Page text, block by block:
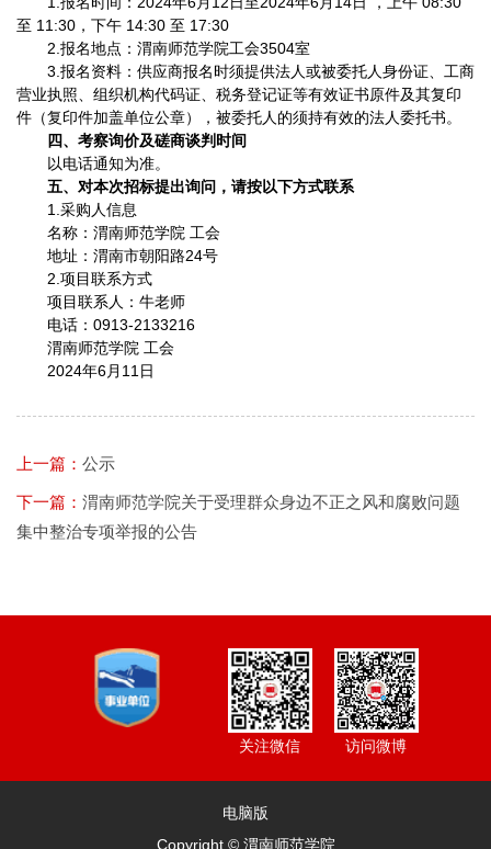
至 11:30，下午 14:30 至 17:30
2.报名地点：渭南师范学院工会3504室
3.报名资料：供应商报名时须提供法人或被委托人身份证、工商
营业执照、组织机构代码证、税务登记证等有效证书原件及其复印
件（复印件加盖单位公章），被委托人的须持有效的法人委托书。
四、 考察询价及磋商谈判时间
以电话通知为准。
五、对本次招标提出询问，请按以下方式联系
1.采购人信息
名称：渭南师范学院 工会
地址：渭南市朝阳路24号
2.项目联系方式
项目联系人：牛老师
电话：0913-2133216
渭南师范学院 工会
2024年6月11日
上一篇： 公示
下一篇： 渭南师范学院关于受理群众身边不正之风和腐败问题
集中整治专项举报的公告
访问微博
关注微信
电脑版
Copyright © 渭南师范学院